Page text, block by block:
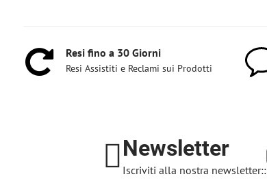
Resi fino a 30 Giorni
Resi Assistiti e Reclami sui Prodotti
Newsletter
Iscriviti alla nostra newsletter::